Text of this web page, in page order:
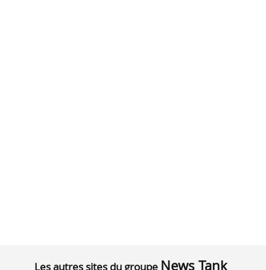
Les autres sites du groupe News Tank